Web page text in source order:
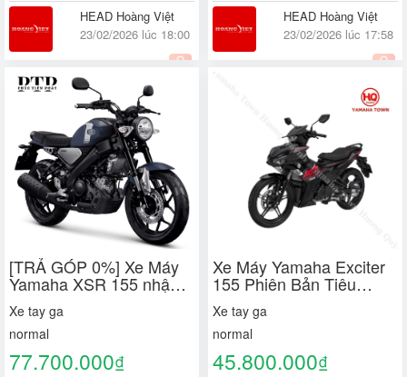
HEAD Hoàng Việt
23/02/2026 lúc 18:00
HEAD Hoàng Việt
23/02/2026 lúc 17:58
[TRẢ GÓP 0%] Xe Máy
Yamaha XSR 155 nhập
khẩu Indonesia (2 Màu)
Xe tay ga
normal
77.700.000₫
Xe Máy Yamaha Exciter
155 Phiên Bản Tiêu
Chuẩn Mới - Chính Hãng
YAMAHA
Xe tay ga
normal
45.800.000₫